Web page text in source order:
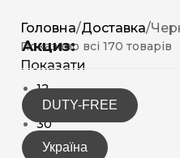
Акциз:
DUTY-FREE
Україна
Головна/Доставка/
Показано всі 170 товарів
Показати
12
15
30